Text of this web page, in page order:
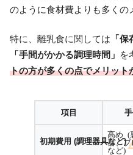
のように食材費よりも多くの
特に、離乳食に関しては 「
「手間がかかる調理時間」
を
トの方が多くの点でメリット
項目
初期費用 (調理器具など)
高め (
器、ブ
など)